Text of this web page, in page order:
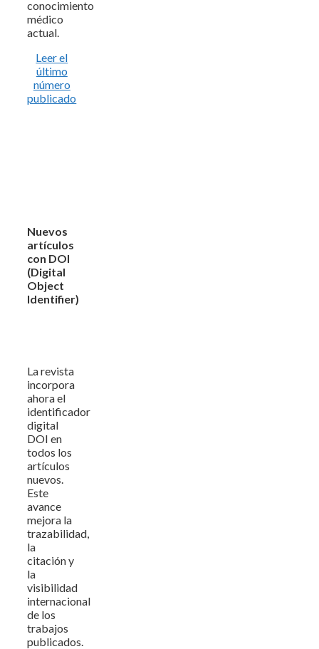
conocimiento
médico
actual.
Leer el
último
número
publicado
Nuevos
artículos
con DOI
(Digital
Object
Identifier)
La revista
incorpora
ahora el
identificador
digital
DOI en
todos los
artículos
nuevos.
Este
avance
mejora la
trazabilidad,
la
citación y
la
visibilidad
internacional
de los
trabajos
publicados.